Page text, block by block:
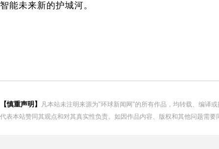
智能未来新的护城河。
【慎重声明】
凡本站未注明来源为"环球新闻网"的所有作品，均转载、编译
代表本站赞同其观点和对其真实性负责。如因作品内容、版权和其他问题需